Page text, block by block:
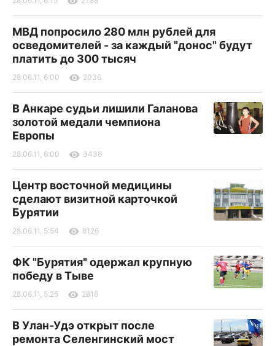
МВД попросило 280 млн рублей для
осведомителей - за каждый "донос" будут
платить до 300 тысяч
28.06.11, 6:00 2036
В Анкаре судьи лишили Галанова
золотой медали чемпиона
Европы
28.06.11, 6:00 3438
Центр восточной медицины
сделают визитной карточкой
Бурятии
28.06.11, 5:54 8126
ФК "Бурятия" одержал крупную
победу в Тыве
28.06.11, 5:25 2816
В Улан-Удэ открыт после
ремонта Селенгинский мост